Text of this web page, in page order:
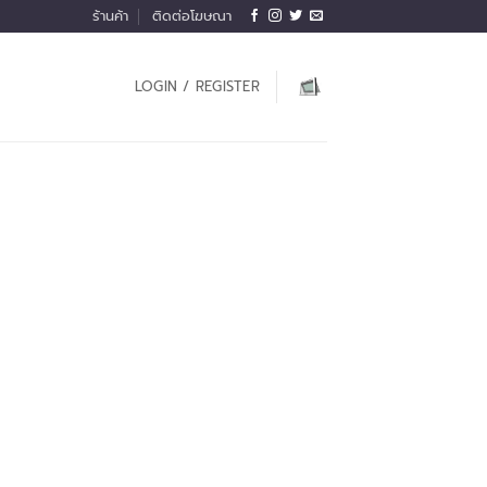
ร้านค้า ติดต่อโฆษณา
LOGIN / REGISTER